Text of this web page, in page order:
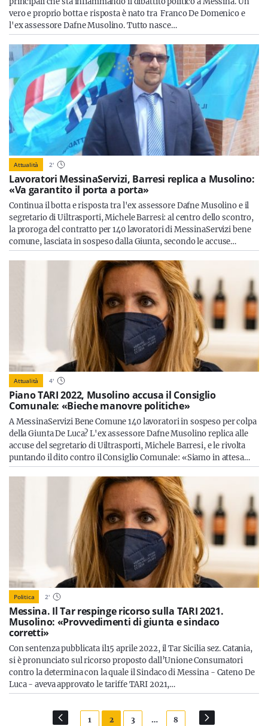
vero e proprio botta e risposta è nato tra Franco De Domenico e
l'ex assessore Dafne Musolino. Tutto nasce…
Attualità 2'
Lavoratori MessinaServizi, Barresi replica a Musolino:
«Va garantito il porta a porta»
Continua il botta e risposta tra l'ex assessore Dafne Musolino e il
segretario di Uiltrasporti, Michele Barresi: al centro dello scontro,
la proroga del contratto per 140 lavoratori di MessinaServizi bene
comune, lasciata in sospeso dalla Giunta, secondo le accuse…
Attualità 4'
Piano TARI 2022, Musolino accusa il Consiglio
Comunale: «Bieche manovre politiche»
A MessinaServizi Bene Comune 140 lavoratori in sospeso per colpa
della Giunta De Luca? L'ex assessore Dafne Musolino replica alle
accuse del segretario di Uiltrasporti, Michele Barresi, e le rivolta
puntando il dito contro il Consiglio Comunale: «Siamo in attesa…
Politica 2'
Messina. Il Tar respinge ricorso sulla TARI 2021.
Musolino: «Provvedimenti di giunta e sindaco
corretti»
Con sentenza pubblicata il15 aprile 2022, il Tar Sicilia sez. Catania,
si è pronunciato sul ricorso proposto dall’Unione Consumatori
contro la determina con la quale il Sindaco di Messina - Cateno De
Luca - aveva approvato le tariffe TARI 2021,…
1 2 3 … 8